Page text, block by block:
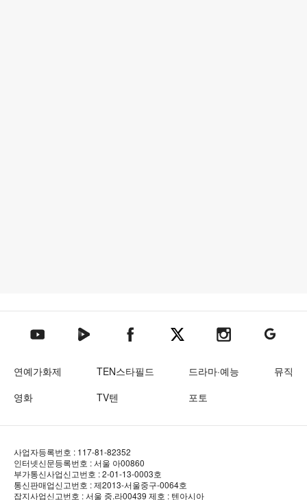
텐아시아 유튜브텐아시아 네이버TV텐아시아 페이스북텐아시아 엑스텐아시아 인스타그램
텐아시아
연예가화제 TEN스타필드 드라마·예능
뮤직
영화
TV텐 포토
사업자등록번호 : 117-81-82352
인터넷신문등록번호 : 서울 아00860
부가통신사업신고번호 : 2-01-13-0003호
통신판매업신고번호 : 제2013-서울중구-0064호
잡지사업신고번호 : 서울 중.라00439 제호 : 텐아시아